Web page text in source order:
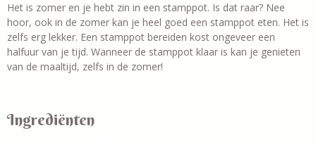
Het is zomer en je hebt zin in een stamppot. Is dat raar? Nee
hoor, ook in de zomer kan je heel goed een stamppot eten. Het is
zelfs erg lekker. Een stamppot bereiden kost ongeveer een
halfuur van je tijd. Wanneer de stamppot klaar is kan je genieten
van de maaltijd, zelfs in de zomer!
Ingrediënten